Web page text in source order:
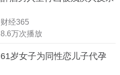
财经365
8.6万次播放
61岁女子为同性恋儿子代孕